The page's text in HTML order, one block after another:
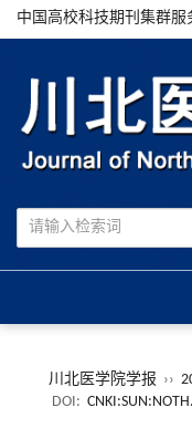
中国高校科技期刊集群服
川北医学院学报 ››
DOI: